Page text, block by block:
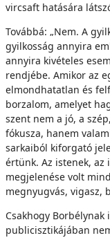
vircsaft hatására
Továbbá: „Nem. A
gyilkosság annyira
annyira kivételes
rendjébe. Amikor az
elmondhatatlan és
borzalom, amelyet
szent nem a jó, a
fókusza, hanem
sarkaiból kiforgató
értünk. Az istenek, az
megjelenése volt
megnyugvás, vigasz,
Csakhogy Borbélynak
publicisztikájában